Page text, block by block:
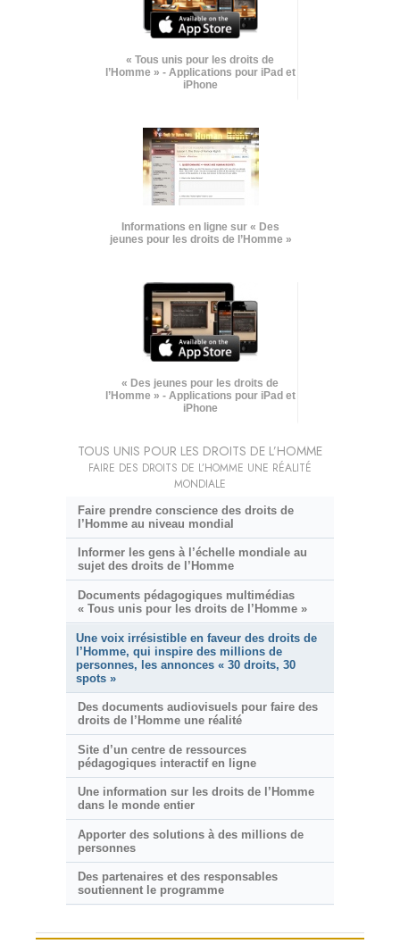
« Tous unis pour les droits de
l’Homme » - Applications pour iPad et
iPhone
Informations en ligne sur « Des
jeunes pour les droits de l’Homme »
« Des jeunes pour les droits de
l’Homme » - Applications pour iPad et
iPhone
TOUS UNIS POUR LES DROITS DE L’HOMME
FAIRE DES DROITS DE L’HOMME UNE RÉALITÉ
MONDIALE
Faire prendre conscience des droits de
l’Homme au niveau mondial
Informer les gens à l’échelle mondiale au
sujet des droits de l’Homme
Documents pédagogiques multimédias
« Tous unis pour les droits de l’Homme »
Une voix irrésistible en faveur des droits de
l’Homme, qui inspire des millions de
personnes, les annonces « 30 droits, 30
spots »
Des documents audiovisuels pour faire des
droits de l’Homme une réalité
Site d’un centre de ressources
pédagogiques interactif en ligne
Une information sur les droits de l’Homme
dans le monde entier
Apporter des solutions à des millions de
personnes
Des partenaires et des responsables
soutiennent le programme